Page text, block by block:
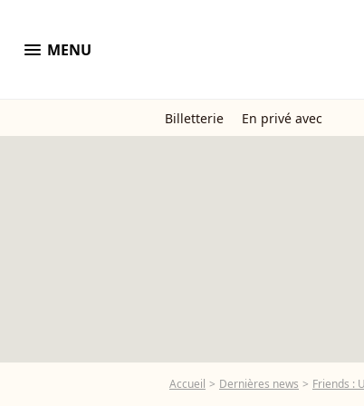
menu MENU
Billetterie En privé avec
Accueil Dernières news Friends :